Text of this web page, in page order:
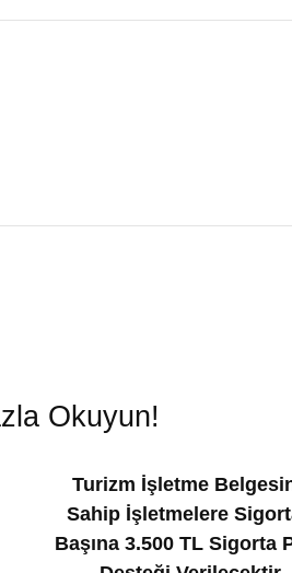
Okuyun!
Turizm İşletme
Sahip İşletmelere
Başına 3.500 TL Sigorta